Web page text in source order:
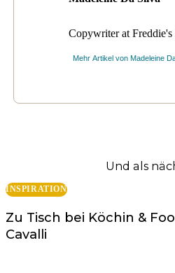
Copywriter at
Mehr Artikel von Madeleine
Und als
INSPIRATION
Zu Tisch bei Köchin &
Cavalli